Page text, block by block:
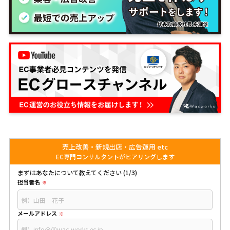
売上改善・新規出店・広告運用 etc
EC専門コンサルタントがヒアリングします
まずはあなたについて教えてください (1/3)
担当者名
メールアドレス